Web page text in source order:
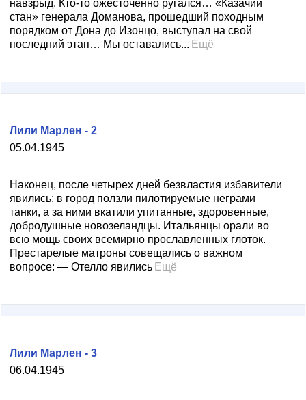
навзрыд. Кто-то ожесточенно ругался… «Казачий
стан» генерала Доманова, прошедший походным
порядком от Дона до Изонцо, выступал на свой
последний этап… Мы оставались... Ещё
05.04.1945
Лили Марлен - 2
Наконец, после четырех дней безвластия избавители
явились: в город ползли пилотируемые неграми
танки, а за ними вкатили упитанные, здоровенные,
добродушные новозеландцы. Итальянцы орали во
всю мощь своих всемирно прославленных глоток.
Престарелые матроны совещались о важном
вопросе: — Отелло явились Ещё
06.04.1945
Лили Марлен - 3